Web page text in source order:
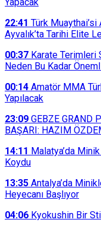
22:41 Türk Muaythai’si
Ayvalık’ta Tarihi Elite
00:37 Karate Terimleri
Neden Bu Kadar
00:14 Amatör MMA
Yapılacak
23:09 GEBZE GRAND
BAŞARI: HAZIM
14:11 Malatya’da
Koydu
13:35 Antalya’da
Heyecanı Başlıyor
04:06 Kyokushin Bir